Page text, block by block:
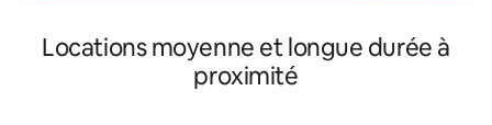
Locations moyenne et longue durée à
proximité